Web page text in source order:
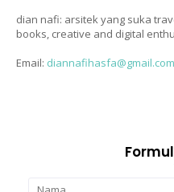
dian nafi: arsitek yang suka
books, creative and digital
Email: diannafihasfa@gmail.com